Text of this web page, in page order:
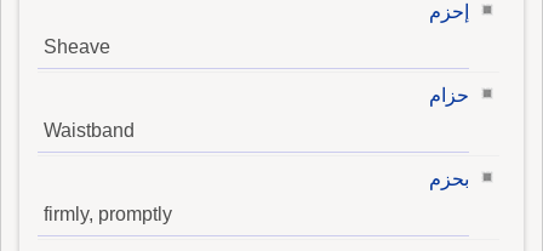
إحزم
Sheave
حزام
Waistband
بحزم
firmly, promptly